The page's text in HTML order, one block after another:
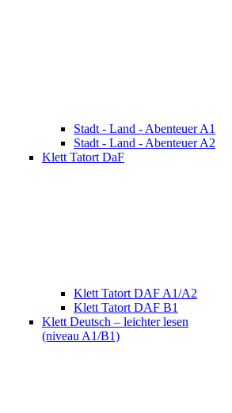
Stadt - Land - Abenteuer A1
Stadt - Land - Abenteuer A2
Klett Tatort DaF
Klett Tatort DAF A1/A2
Klett Tatort DAF B1
Klett Deutsch – leichter lesen
(niveau A1/B1)